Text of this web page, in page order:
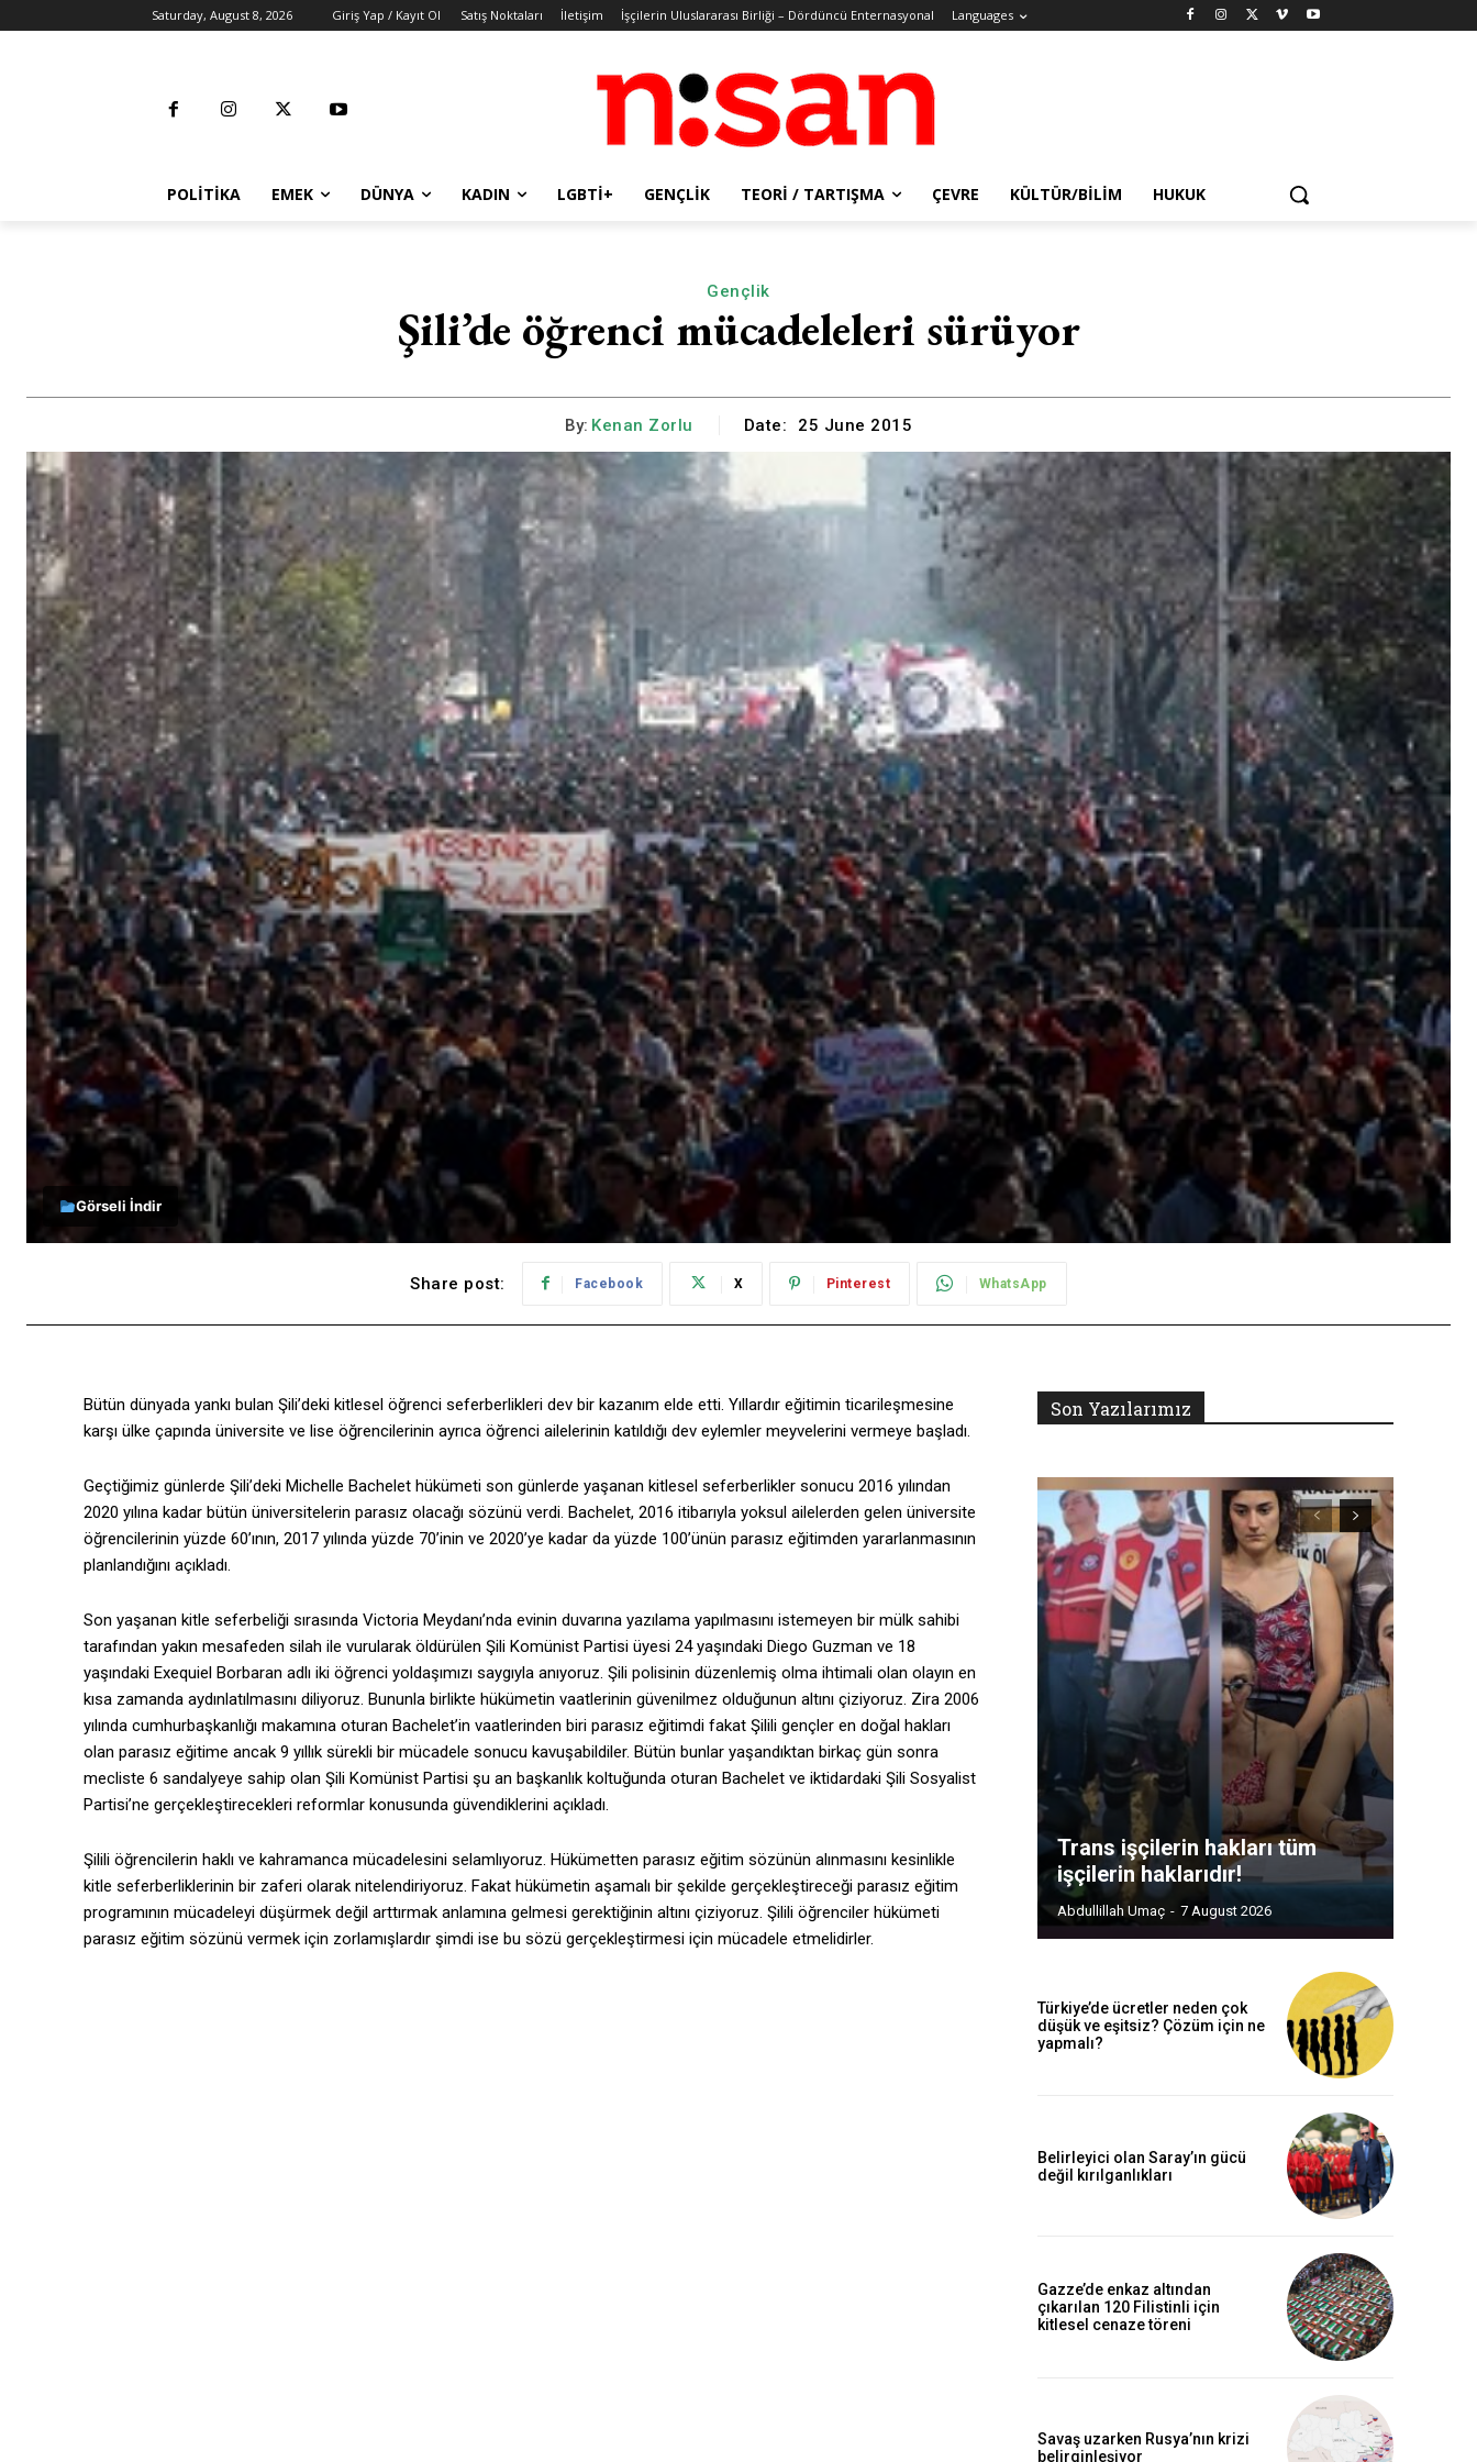
Saturday, August 8, 2026 Giriş Yap / Kayıt Ol Satış Noktaları İletişim İşçilerin Uluslararası Birliği – Dördüncü Enternasyonal Languages
POLITIKA EMEK DÜNYA KADIN LGBTİ+ GENÇLIK TEORI / TARTIŞMA ÇEVRE KÜLTÜR/BILIM HUKUK
Gençlik
Şili’de öğrenci mücadeleleri sürüyor
By: Kenan Zorlu Date: 25 June 2015
Görseli İndir
Share post: Facebook X Pinterest WhatsApp
Bütün dünyada yankı bulan Şili’deki kitlesel öğrenci seferberlikleri dev bir kazanım elde etti. Yıllardır eğitimin ticarileşmesine
karşı ülke çapında üniversite ve lise öğrencilerinin ayrıca öğrenci ailelerinin katıldığı dev eylemler meyvelerini vermeye başladı.
Geçtiğimiz günlerde Şili’deki Michelle Bachelet hükümeti son günlerde yaşanan kitlesel seferberlikler sonucu 2016 yılından
2020 yılına kadar bütün üniversitelerin parasız olacağı sözünü verdi. Bachelet, 2016 itibarıyla yoksul ailelerden gelen üniversite
öğrencilerinin yüzde 60’ının, 2017 yılında yüzde 70’inin ve 2020’ye kadar da yüzde 100’ünün parasız eğitimden yararlanmasının
planlandığını açıkladı.
Son yaşanan kitle seferbeliği sırasında Victoria Meydanı’nda evinin duvarına yazılama yapılmasını istemeyen bir mülk sahibi
tarafından yakın mesafeden silah ile vurularak öldürülen Şili Komünist Partisi üyesi 24 yaşındaki Diego Guzman ve 18
yaşındaki Exequiel Borbaran adlı iki öğrenci yoldaşımızı saygıyla anıyoruz. Şili polisinin düzenlemiş olma ihtimali olan olayın en
kısa zamanda aydınlatılmasını diliyoruz. Bununla birlikte hükümetin vaatlerinin güvenilmez olduğunun altını çiziyoruz. Zira 2006
yılında cumhurbaşkanlığı makamına oturan Bachelet’in vaatlerinden biri parasız eğitimdi fakat Şilili gençler en doğal hakları
olan parasız eğitime ancak 9 yıllık sürekli bir mücadele sonucu kavuşabildiler. Bütün bunlar yaşandıktan birkaç gün sonra
mecliste 6 sandalyeye sahip olan Şili Komünist Partisi şu an başkanlık koltuğunda oturan Bachelet ve iktidardaki Şili Sosyalist
Partisi’ne gerçekleştirecekleri reformlar konusunda güvendiklerini açıkladı.
Şilili öğrencilerin haklı ve kahramanca mücadelesini selamlıyoruz. Hükümetten parasız eğitim sözünün alınmasını kesinlikle
kitle seferberliklerinin bir zaferi olarak nitelendiriyoruz. Fakat hükümetin aşamalı bir şekilde gerçekleştireceği parasız eğitim
programının mücadeleyi düşürmek değil arttırmak anlamına gelmesi gerektiğinin altını çiziyoruz. Şilili öğrenciler hükümeti
parasız eğitim sözünü vermek için zorlamışlardır şimdi ise bu sözü gerçekleştirmesi için mücadele etmelidirler.
Son Yazılarımız
Trans işçilerin hakları tüm
işçilerin haklarıdır!
Abdullillah Umaç - 7 August 2026
Türkiye’de ücretler neden çok
düşük ve eşitsiz? Çözüm için ne
yapmalı?
Belirleyici olan Saray’ın gücü
değil kırılganlıkları
Gazze’de enkaz altından
çıkarılan 120 Filistinli için
kitlesel cenaze töreni
Savaş uzarken Rusya’nın krizi
belirginleşiyor